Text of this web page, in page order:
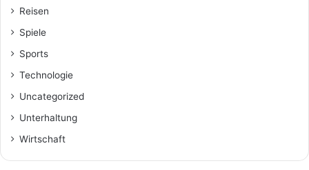
Reisen
Spiele
Sports
Technologie
Uncategorized
Unterhaltung
Wirtschaft